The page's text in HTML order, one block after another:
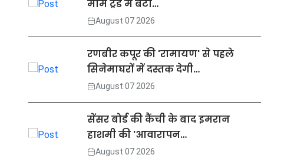
मीम ट्रेंड में बेटी…
August 07 2026
रणबीर कपूर की 'रामायण' से पहले
सिनेमाघरों में दस्तक देगी…
August 07 2026
सेंसर बोर्ड की कैंची के बाद इमरान
हाशमी की 'आवारापन…
August 07 2026